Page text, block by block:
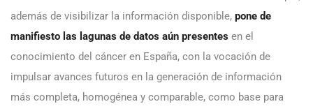
además de visibilizar la información disponible, pone de
manifiesto las lagunas de datos aún presentes en el
conocimiento del cáncer en España, con la vocación de
impulsar avances futuros en la generación de información
más completa, homogénea y comparable, como base para